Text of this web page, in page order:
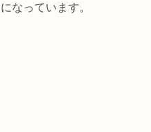
になっています。